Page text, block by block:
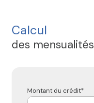
Calcul
des mensualités
Montant du crédit*